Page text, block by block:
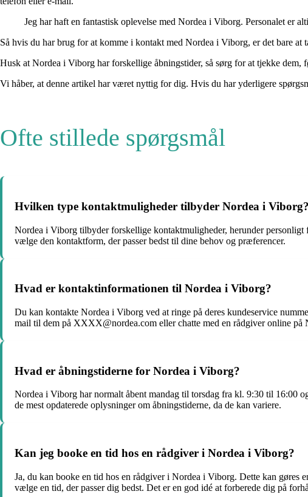
Jeg har haft en fantastisk oplevelse med Nordea i Viborg. Personalet er
Så hvis du har brug for at komme i kontakt med Nordea i Viborg, er det bare
Husk at Nordea i Viborg har forskellige åbningstider, så sørg for at tjekke
Vi håber, at denne artikel har været nyttig for dig. Hvis du har yderligere
Ofte stillede spørgsmål
Hvilken type kontaktmuligheder tilbyder Nordea i Viborg?
Nordea i Viborg tilbyder forskellige kontaktmuligheder, herunder
vælge den kontaktform, der passer bedst til dine behov og præferencer.
Hvad er kontaktinformationen til Nordea i Viborg?
Du kan kontakte Nordea i Viborg ved at ringe på deres kundeservice
mail til dem på XXXX@nordea.com eller chatte med en rådgiver online på
Hvad er åbningstiderne for Nordea i Viborg?
Nordea i Viborg har normalt åbent mandag til torsdag fra kl. 9:30 til 16:00
de mest opdaterede oplysninger om åbningstiderne, da de kan variere.
Kan jeg booke en tid hos en rådgiver i Nordea i Viborg?
Ja, du kan booke en tid hos en rådgiver i Nordea i Viborg. Dette kan gøres
vælge en tid, der passer dig bedst. Det er en god idé at forberede dig på